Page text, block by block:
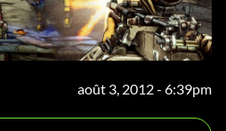
août 3, 2012 - 6:39pm